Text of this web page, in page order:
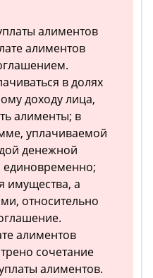
алиментов
алиментов
в долях
доходу лица,
алименты; в
уплачиваемой
денежной
имущества, а
относительно
алиментов
сочетание
алиментов.